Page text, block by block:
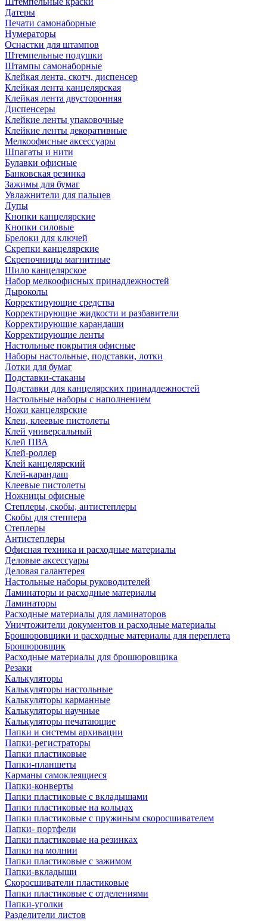
Датеры
Печати самонаборные
Нумераторы
Оснастки для штампов
Штемпельные подушки
Штампы самонаборные
Клейкая лента, скотч, диспенсер
Клейкая лента канцелярская
Клейкая лента двусторонняя
Диспенсеры
Клейкие ленты упаковочные
Клейкие ленты декоративные
Мелкоофисные аксессуары
Шпагаты и нити
Булавки офисные
Банковская резинка
Зажимы для бумаг
Увлажнители для пальцев
Лупы
Кнопки канцелярские
Кнопки силовые
Брелоки для ключей
Скрепки канцелярские
Скрепочницы магнитные
Шило канцелярское
Набор мелкоофисных принадлежностей
Дыроколы
Корректирующие средства
Корректирующие жидкости и разбавители
Корректирующие карандаши
Корректирующие ленты
Настольные покрытия офисные
Наборы настольные, подставки, лотки
Лотки для бумаг
Подставки-стаканы
Подставки для канцелярских принадлежностей
Настольные наборы с наполнением
Ножи канцелярские
Клеи, клеевые пистолеты
Клей универсальный
Клей ПВА
Клей-роллер
Клей канцелярский
Клей-карандаш
Клеевые пистолеты
Ножницы офисные
Степлеры, скобы, антистеплеры
Скобы для степпера
Степлеры
Антистеплеры
Офисная техника и расходные материалы
Деловые аксессуары
Деловая галантерея
Настольные наборы руководителей
Ламинаторы и расходные материалы
Ламинаторы
Расходные материалы для ламинаторов
Уничтожители документов и расходные материалы
Брошюровщики и расходные материалы для переплета
Брошюровщик
Расходные материалы для брошюровщика
Резаки
Калькуляторы
Калькуляторы настольные
Калькуляторы карманные
Калькуляторы научные
Калькуляторы печатающие
Папки и системы архивации
Папки-регистраторы
Папки пластиковые
Папки-планшеты
Карманы самоклеящиеся
Папки-конверты
Папки пластиковые с вкладышами
Папки пластиковые на кольцах
Папки пластиковые с пружиным скоросшивателем
Папки- портфели
Папки пластиковые на резинках
Папки на молнии
Папки пластиковые с зажимом
Папки-вкладыши
Скоросшиватели пластиковые
Папки пластиковые с отделениями
Папки-уголки
Разделители листов